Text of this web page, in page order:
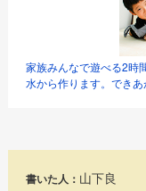
家族みんなで遊べる2時
水から作ります。でき
書いた人： 山下良